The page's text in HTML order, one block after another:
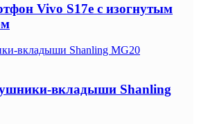
Vivo S17e с изогнутым
вкладыши Shanling MG20
вкладыши Shanling